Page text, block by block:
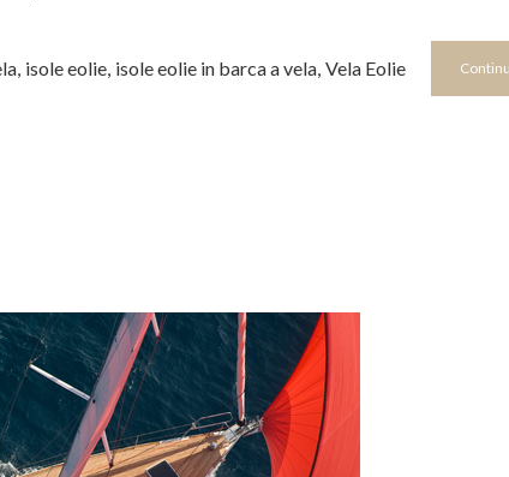
, isole eolie, isole eolie in barca a vela, Vela Eolie